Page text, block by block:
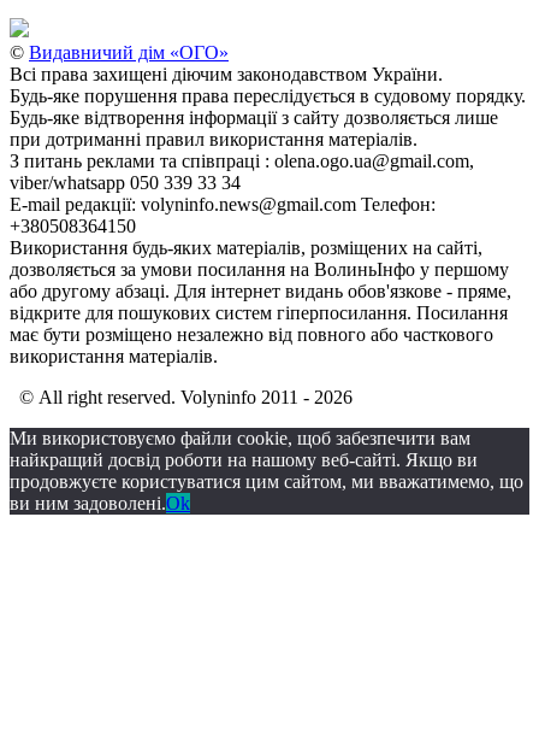
© Видавничий дім «ОГО»
Всі права захищені діючим законодавством України.
Будь-яке порушення права переслідується в судовому порядку.
Будь-яке відтворення інформації з сайту дозволяється лише
при дотриманні правил використання матеріалів.
З питань реклами та співпраці : olena.ogo.ua@gmail.com,
viber/whatsapp 050 339 33 34
E-mail редакції: volyninfo.news@gmail.com Телефон:
+380508364150
Використання будь-яких матеріалів, розміщених на сайті,
дозволяється за умови посилання на ВолиньІнфо у першому
або другому абзаці. Для інтернет видань обов'язкове - пряме,
відкрите для пошукових систем гіперпосилання. Посилання
має бути розміщено незалежно від повного або часткового
використання матеріалів.
© All right reserved. Volyninfo 2011 - 2026
Ми використовуємо файли cookie, щоб забезпечити вам
найкращий досвід роботи на нашому веб-сайті. Якщо ви
продовжуєте користуватися цим сайтом, ми вважатимемо, що
ви ним задоволені.Ok